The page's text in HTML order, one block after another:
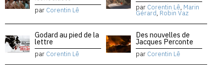
par Corentin Lê par Corentin Lê, Marin
Gérard, Robin Vaz
Godard au pied de la
lettre
par Corentin Lê
Des nouvelles de
Jacques Perconte
par Corentin Lê